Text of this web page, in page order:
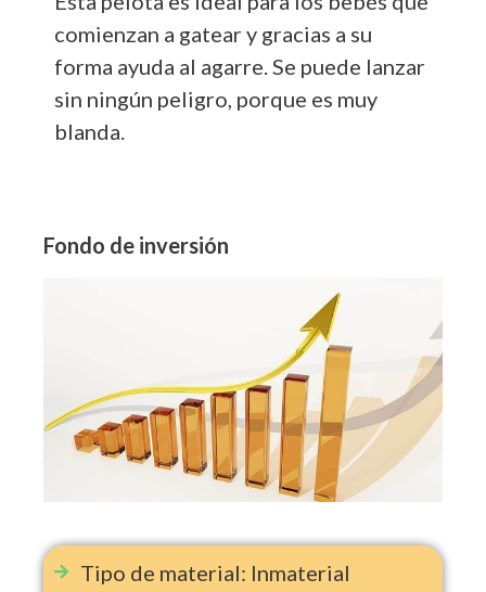
comienzan a gatear y gracias a su
forma ayuda al agarre. Se puede lanzar
sin ningún peligro, porque es muy
blanda.
Fondo de inversión
Tipo de material: Inmaterial